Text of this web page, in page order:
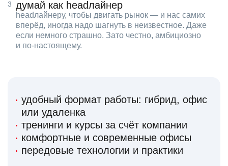
думай как headлайнер
headлайнеру, чтобы двигать рынок — и нас самих
вперёд, иногда надо шагнуть в неизвестное. Даже
если немного страшно. Зато честно, амбициозно
и по‑настоящему.
удобный формат работы: гибрид, офис
или удаленка
тренинги и курсы за счёт компании
комфортные и современные офисы
передовые технологии и практики